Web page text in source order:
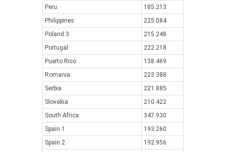
Peru
185.213
Philippines
225.084
Poland 3
215.248
Portugal
222.218
Puerto Rico
138.469
Romania
223.388
Serbia
221.885
Slovakia
210.422
South Africa
347.930
Spain 1
193.260
Spain 2
192.956